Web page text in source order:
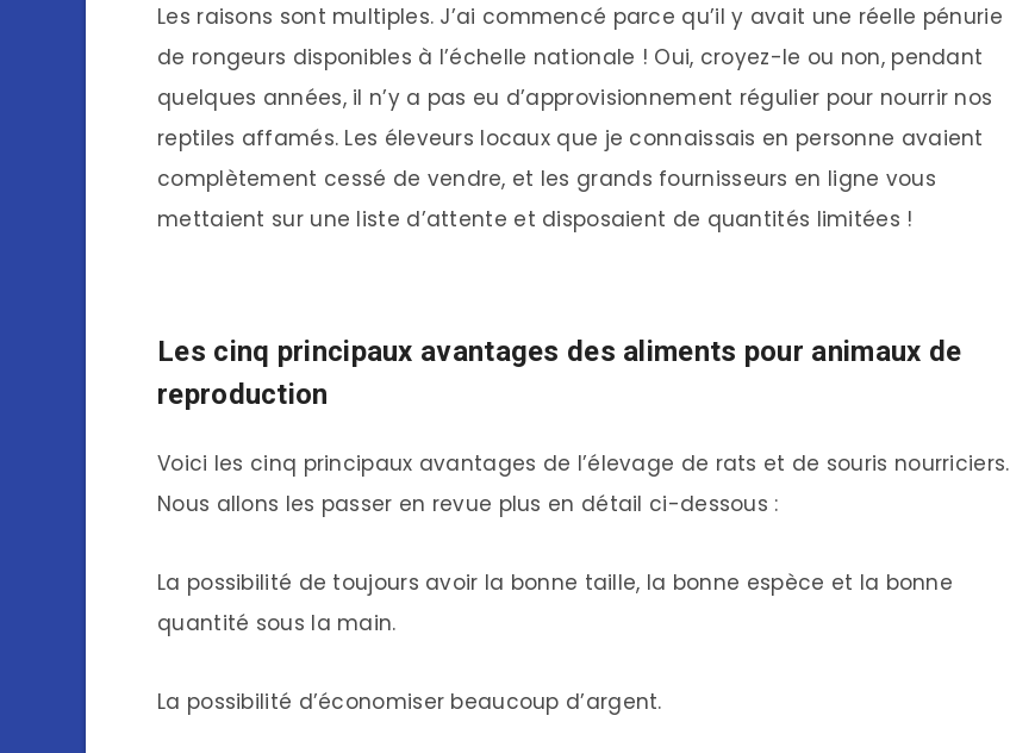
Les raisons sont multiples. J’ai commencé parce qu’il y avait une réelle pénurie
de rongeurs disponibles à l’échelle nationale ! Oui, croyez-le ou non, pendant
quelques années, il n’y a pas eu d’approvisionnement régulier pour nourrir nos
reptiles affamés. Les éleveurs locaux que je connaissais en personne avaient
complètement cessé de vendre, et les grands fournisseurs en ligne vous
mettaient sur une liste d’attente et disposaient de quantités limitées !
Les cinq principaux avantages des aliments pour animaux de
reproduction
Voici les cinq principaux avantages de l’élevage de rats et de souris nourriciers.
Nous allons les passer en revue plus en détail ci-dessous :
La possibilité de toujours avoir la bonne taille, la bonne espèce et la bonne
quantité sous la main.
La possibilité d’économiser beaucoup d’argent.